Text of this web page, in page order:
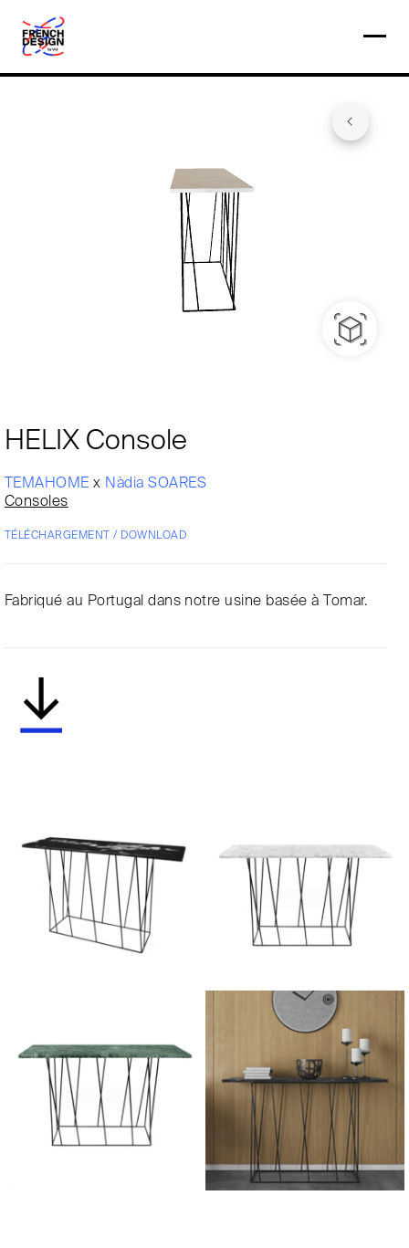
HELIX Console
TEMAHOMEx Nàdia SOARES
Consoles
TÉLÉCHARGEMENT / DOWNLOAD
Fabriqué au Portugal dans notre usine basée à Tomar.